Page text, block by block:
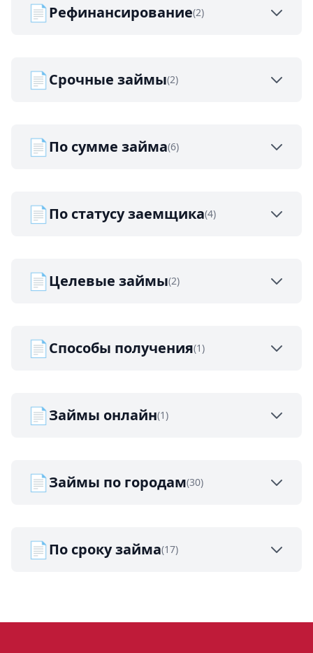
📄Рефинансирование(2)
📄Срочные займы(2)
📄По сумме займа(6)
📄По статусу заемщика(4)
📄Целевые займы(2)
📄Способы получения(1)
📄Займы онлайн(1)
📄Займы по городам(30)
📄По сроку займа(17)